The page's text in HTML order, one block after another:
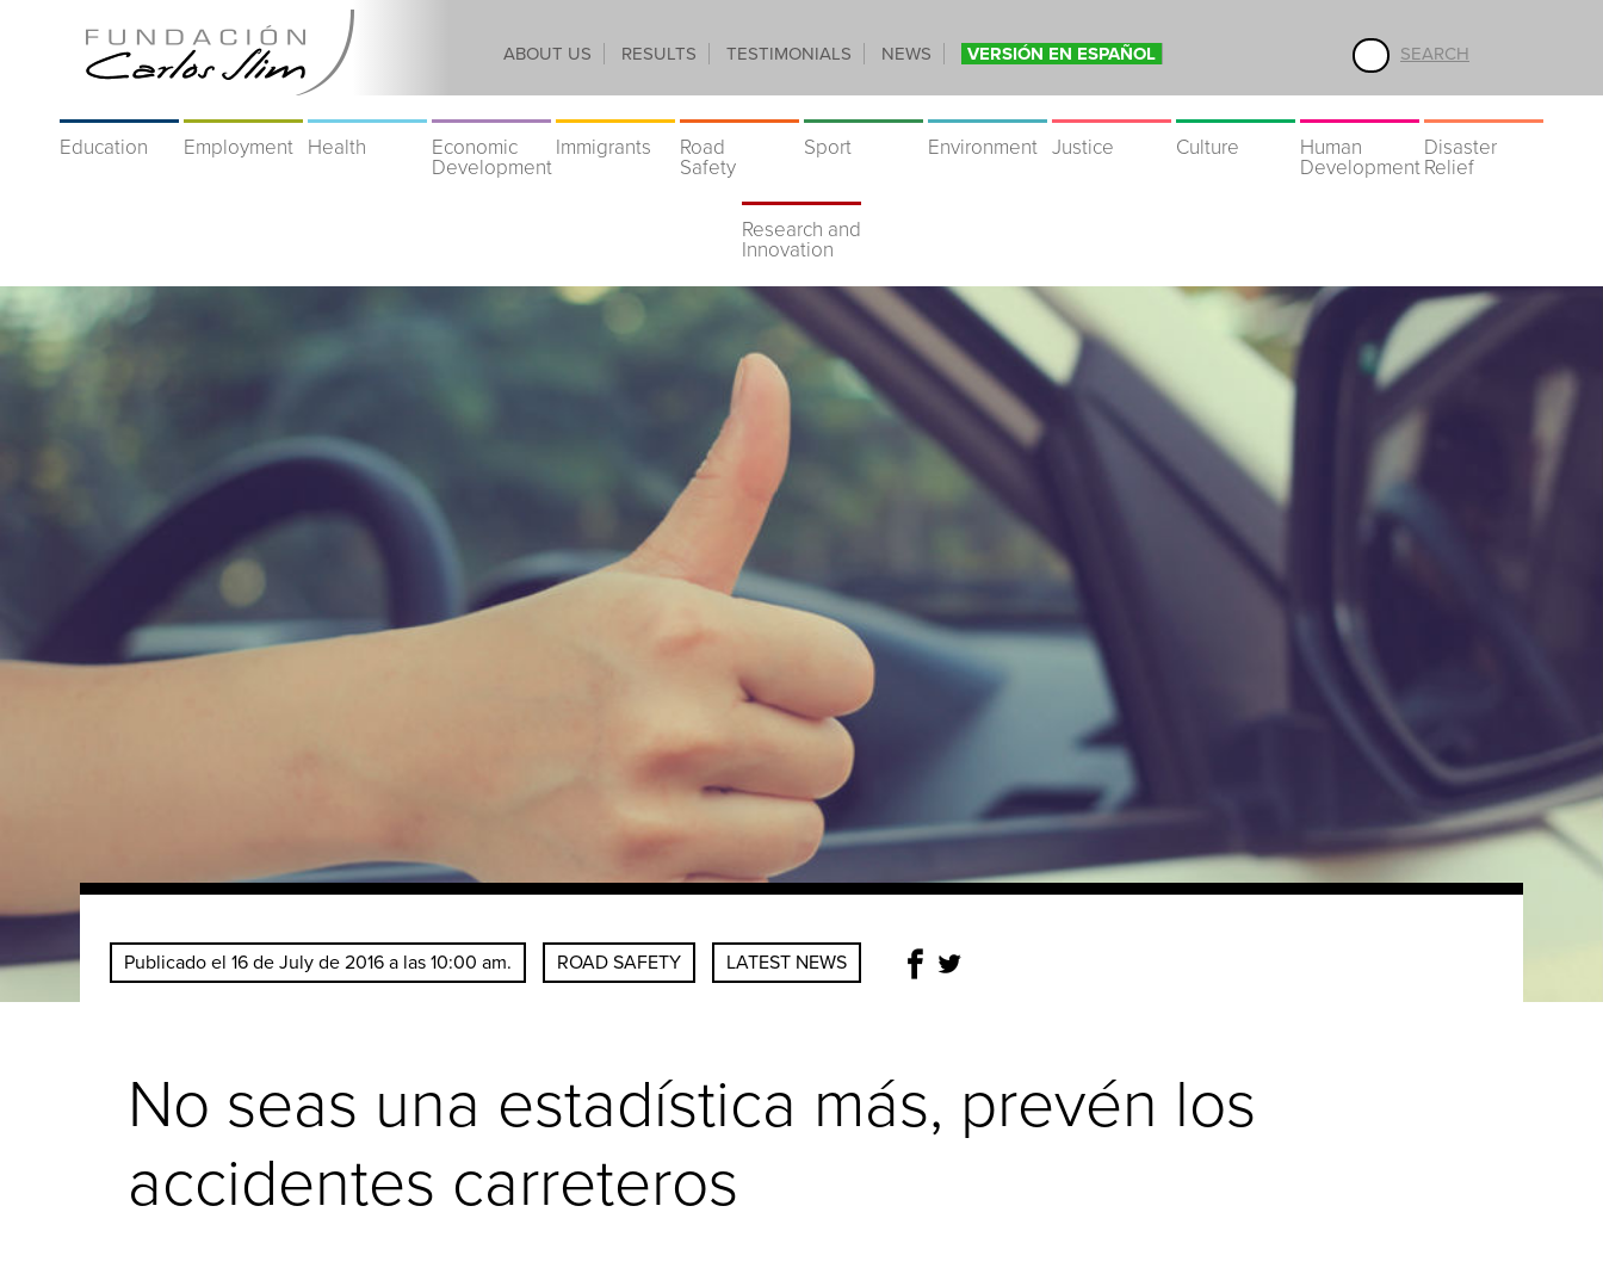
SEARCH
ABOUT US RESULTS TESTIMONIALS NEWS VERSIÓN EN ESPAÑOL
Education Employment Health
Economic
Development
Immigrants
Road
Safety
Sport Environment Justice Culture
Human
Development
Disaster
Relief
Research and
Innovation
Publicado el 16 de July de 2016 a las 10:00 am. ROAD SAFETY LATEST NEWS
No seas una estadística más, prevén los
accidentes carreteros